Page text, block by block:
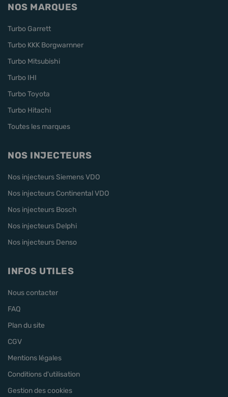
NOS MARQUES
Turbo Garrett
Turbo KKK Borgwarnner
Turbo Mitsubishi
Turbo IHI
Turbo Toyota
Turbo Hitachi
Toutes les marques
NOS INJECTEURS
Nos injecteurs Siemens VDO
Nos injecteurs Continental VDO
Nos injecteurs Bosch
Nos injecteurs Delphi
Nos injecteurs Denso
INFOS UTILES
Nous contacter
FAQ
Plan du site
CGV
Mentions légales
Conditions d'utilisation
Gestion des cookies